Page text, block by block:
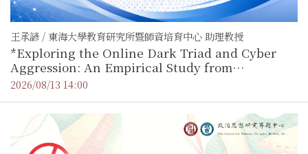
王承諺 / 東海大學教育研究所暨師資培育中心 助理教授
*Exploring the Online Dark Triad and Cyber
Aggression: An Empirical Study from
Situational Simulation Experiments to Human-
AI Hybrid Surveys
2026/08/13 14:00